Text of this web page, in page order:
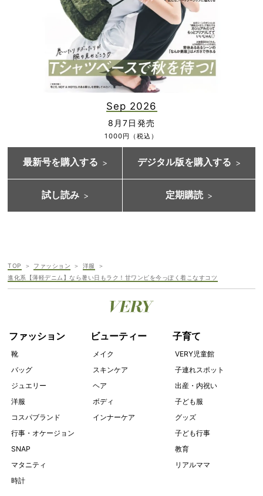
Sep 2026
8月7日発売
1000円（税込）
最新号を購入する デジタル版を購入する
試し読み 定期購読
TOP ファッション
洋服
進化系【薄軽デニム】なら暑い日もラク！甘ワンピを今っぽく着こなすコツ
ファッション
靴
バッグ
ジュエリー
洋服
コスパブランド
行事・オケージョン
SNAP
マタニティ
時計
ビューティー
メイク
スキンケア
ヘア
ボディ
インナーケア
子育て
VERY児童館
子連れスポット
出産・内祝い
子ども服
グッズ
子ども行事
教育
リアルママ